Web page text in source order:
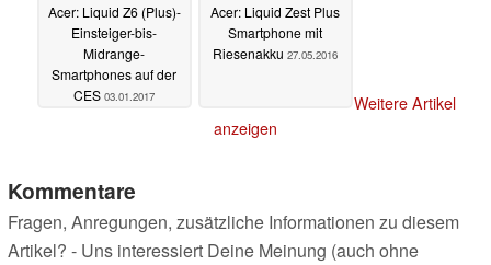
Acer: Liquid Z6 (Plus)-
Einsteiger-bis-
Midrange-
Smartphones auf der
CES 03.01.2017
Acer: Liquid Zest Plus
Smartphone mit
Riesenakku 27.05.2016
Weitere Artikel
anzeigen
Kommentare
Fragen, Anregungen, zusätzliche Informationen zu diesem
Artikel? - Uns interessiert Deine Meinung (auch ohne